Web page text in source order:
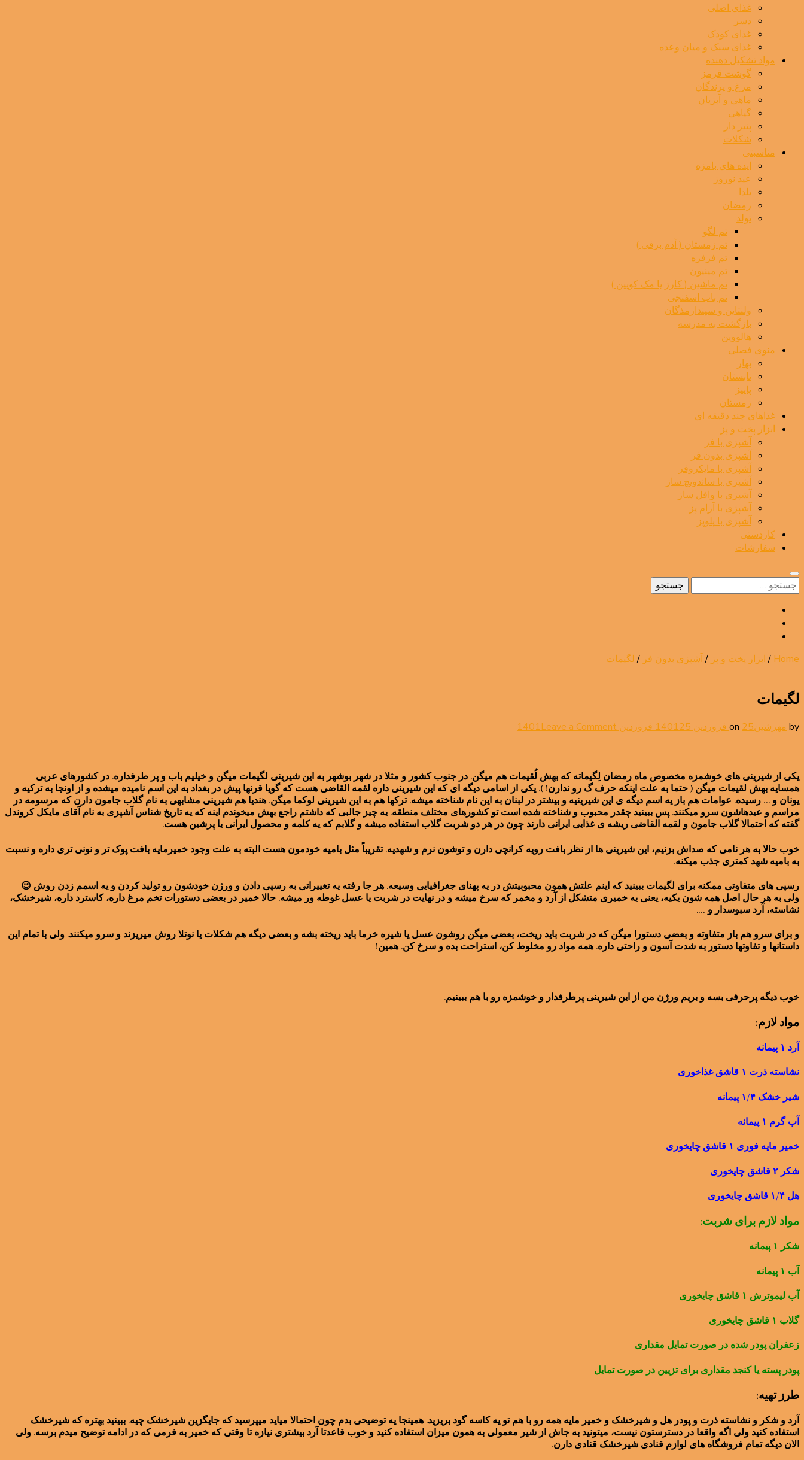
غذای اصلی
دسر
غذای کودک
غذای سبک و میان وعده
مواد تشکیل دهنده
گوشت قرمز
مرغ و پرندگان
ماهی و آبزیان
گیاهی
پنیر دار
شکلات
مناسبتی
ایده های بامزه
عید نوروز
یلدا
رمضان
تولد
تم لگو
تم زمستان ( آدم برفی )
تم فرفره
تم مینیون
تم ماشین ( کارز یا مک کویین )
تم باب اسفنجی
ولنتاین و سپندارمذگان
بازگشت به مدرسه
هالووین
منوی فصلی
بهار
تابستان
پاییز
زمستان
غذاهای چند دقیقه ای
ابزار پخت و پز
آشپزی با فر
آشپزی بدون فر
آشپزی با مایکروفر
آشپزی با ساندویچ ساز
آشپزی با وافل ساز
آشپزی با آرام پز
آشپزی با پلوپز
کاردستی
سفارشات
جستجو
برای:
Home
/ ابزار پخت و پز / آشپزی بدون فر / لگیمات
لگیمات
by مهرشین on 25 فروردین 1401 25 فروردین 1401 Leave a Comment
یکی از شیرینی های خوشمزه مخصوص ماه رمضان لِگیماته که بهش لُقیمات هم میگن. در جنوب کشور و مثلا در شهر بوشهر به این شیرینی لگیمات میگن و خیلیم باب و پر طرفداره. در کشورهای عربی
همسایه بهش لقیمات میگن ( حتما به علت اینکه حرف گ رو ندارن! ). یکی از اسامی دیگه ای که این شیرینی داره لقمه القاضی هست که گویا قرنها پیش در بغداد به این اسم نامیده میشده و از اونجا به ترکیه و
یونان و … رسیده. عوامات هم باز یه اسم دیگه ی این شیرینیه و بیشتر در لبنان به این نام شناخته میشه. ترکها هم به این شیرینی لوکما میگن. هندیا هم شیرینی مشابهی به نام گلاب جامون دارن که مرسومه در
مراسم و عیدهاشون سرو میکنند. پس ببینید چقدر محبوب و شناخته شده است تو کشورهای مختلف منطقه. یه چیز جالبی که داشتم راجع بهش میخوندم اینه که یه تاریخ شناس آشپزی به نام آقای مایکل کروندل
گفته که احتمالا گلاب جامون و لقمه القاضی ریشه ی غذایی ایرانی دارند چون در هر دو شربت گلاب استفاده میشه و گلابم که یه کلمه و محصول ایرانی یا پرشین هست.
خوب حالا به هر نامی که صداش بزنیم، این شیرینی ها از نظر بافت رویه کرانچی دارن و توشون نرم و شهدیه. تقریباً مثل بامیه خودمون هست البته به علت وجود خمیرمایه بافت پوک تر و نونی تری داره و نسبت
به بامیه شهد کمتری جذب میکنه.
رسپی های متفاوتی ممکنه برای لگیمات ببینید که اینم علتش همون محبوبیتش در یه پهنای جغرافیایی وسیعه. هر جا رفته یه تغییراتی به رسپی دادن و ورژن خودشون رو تولید کردن و یه اسمم زدن روش 😉
ولی به هر حال اصل همه شون یکیه، یعنی یه خمیری متشکل از آرد و مخمر که سرخ میشه و در نهایت در شربت یا عسل غوطه ور میشه. حالا خمیر در بعضی دستورات تخم مرغ داره، کاسترد داره، شیرخشک،
نشاسته، آرد سبوسدار و ….
و برای سرو هم باز متفاوته و بعضی دستورا میگن که در شربت باید ریخت، بعضی میگن روشون عسل یا شیره خرما باید ریخته بشه و بعضی دیگه هم شکلات یا نوتلا روش میریزند و سرو میکنند. ولی با تمام این
داستانها و تفاوتها دستور به شدت آسون و راحتی داره. همه مواد رو مخلوط کن، استراحت بده و سرخ کن. همین!
خوب دیگه پرحرفی بسه و بریم ورژن من از این شیرینی پرطرفدار و خوشمزه رو با هم ببینیم.
مواد لازم:
آرد ۱ پیمانه
نشاسته ذرت ۱ قاشق غذاخوری
شیر خشک ۱/۴ پیمانه
آب گرم ۱ پیمانه
خمیر مایه فوری ۱ قاشق چایخوری
شکر ۲ قاشق چایخوری
هل ۱/۴ قاشق چایخوری
مواد لازم برای شربت:
شکر ۱ پیمانه
آب ۱ پیمانه
آب لیموترش ۱ قاشق چایخوری
گلاب ۱ قاشق چایخوری
زعفران پودر شده در صورت تمایل مقداری
پودر پسته یا کنجد مقداری برای تزیین در صورت تمایل
طرز تهیه:
آرد و شکر و نشاسته ذرت و پودر هل و شیرخشک و خمیر مایه همه رو با هم تو یه کاسه گود بریزید. همینجا یه توضیحی بدم چون احتمالا میاید میپرسید که جایگزین شیرخشک چیه. ببینید بهتره که شیرخشک
استفاده کنید ولی اگه واقعا در دسترستون نیست، میتونید به جاش از شیر معمولی به همون میزان استفاده کنید و خوب قاعدتا آرد بیشتری نیازه تا وقتی که خمیر به فرمی که در ادامه توضیح میدم برسه. ولی
الان دیگه تمام فروشگاه های لوازم قنادی شیرخشک قنادی دارن.